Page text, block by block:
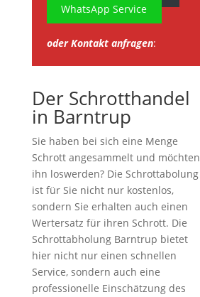
WhatsApp Service
oder Kontakt anfragen:
Der Schrotthandel
in Barntrup
Sie haben bei sich eine Menge
Schrott angesammelt und möchten
ihn loswerden? Die Schrottabolung
ist für Sie nicht nur kostenlos,
sondern Sie erhalten auch einen
Wertersatz für ihren Schrott. Die
Schrottabholung Barntrup bietet
hier nicht nur einen schnellen
Service, sondern auch eine
professionelle Einschätzung des